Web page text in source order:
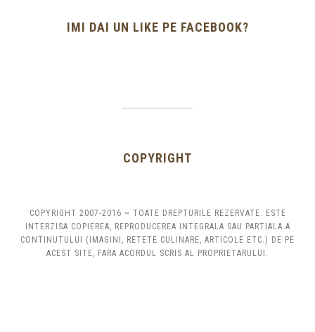
IMI DAI UN LIKE PE FACEBOOK?
COPYRIGHT
COPYRIGHT 2007-2016 ~ TOATE DREPTURILE REZERVATE. ESTE
INTERZISA COPIEREA, REPRODUCEREA INTEGRALA SAU PARTIALA A
CONTINUTULUI (IMAGINI, RETETE CULINARE, ARTICOLE ETC.) DE PE
ACEST SITE, FARA ACORDUL SCRIS AL PROPRIETARULUI.